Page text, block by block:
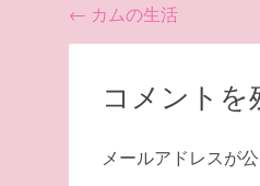
投
稿
← カムの生活
コメントを
メールアドレスが